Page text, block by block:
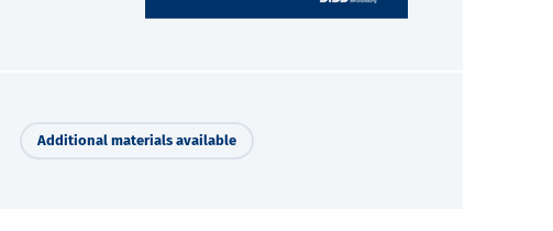
Additional materials available